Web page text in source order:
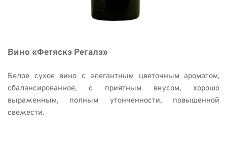
Вино «Фетяскэ Регалэ»
Белое сухое вино с элегантным цветочным ароматом,
сбалансированное, с приятным вкусом, хорошо
выраженным, полным утонченности, повышенной
свежести.